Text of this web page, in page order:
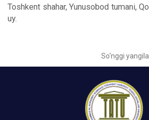
Toshkent shahar, Yunusobod tumani,
uy.
So‘nggi